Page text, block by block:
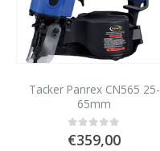
Tacker Panrex CN565 25-
65mm
0out of 5
€359,00